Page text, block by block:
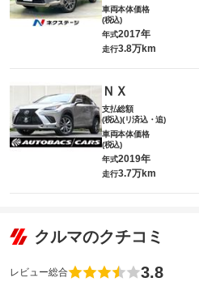
車両本体価格
(税込)
年式2017年
走行3.8万km
ＮＸ
支払総額
(税込)(リ済込・追)
車両本体価格
(税込)
年式2019年
走行3.7万km
クルマのクチコミ
レビュー総合 3.8